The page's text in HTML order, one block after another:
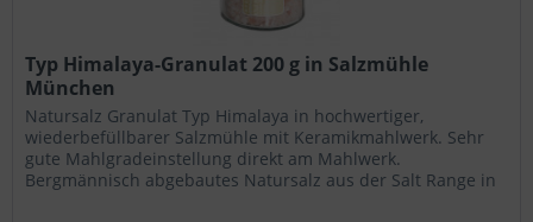
Typ Himalaya-Granulat 200 g in Salzmühle
München
Natursalz Granulat Typ Himalaya in hochwertiger,
wiederbefüllbarer Salzmühle mit Keramikmahlwerk. Sehr
gute Mahlgradeinstellung direkt am Mahlwerk.
Bergmännisch abgebautes Natursalz aus der Salt Range in